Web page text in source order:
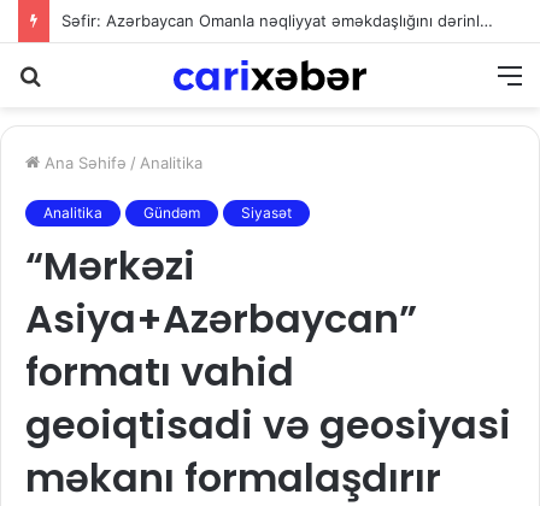
Ana Səhifə / Analitika
Analitika Gündəm Siyasət
“Mərkəzi
Asiya+Azərbaycan”
formatı vahid
geoiqtisadi və geosiyasi
məkanı formalaşdırır